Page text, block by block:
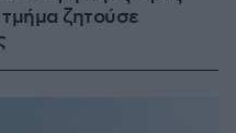
ζητούσε